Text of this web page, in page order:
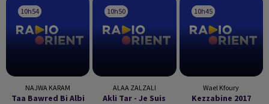
10h54
10h54
NAJWA KARAM
Taa Bawred Bi Albi
10h50
10h50
ALAA ZALZALI
Akli Tar - Je Suis
10h45
10h45
Wael Kfoury
Kezzabine 2017